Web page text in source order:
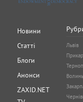
Новини
Статті
Блоги
Анонси
ZAXID.NET
Львів
Волинь